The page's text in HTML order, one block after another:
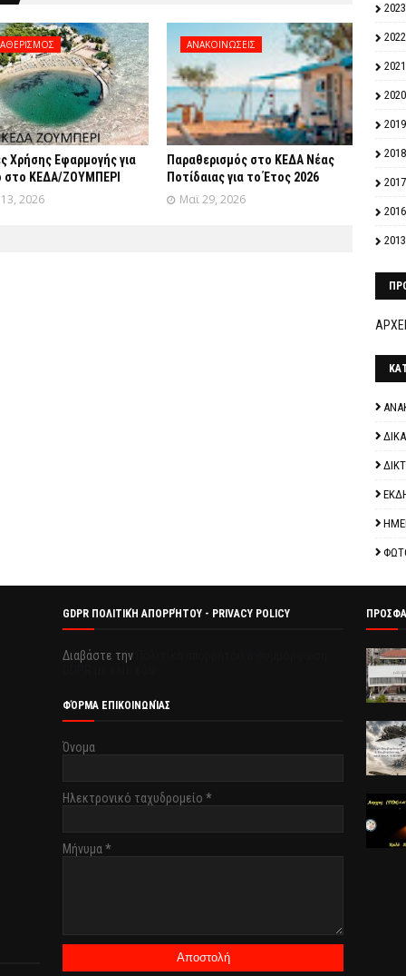
Χρήσης Εφαρμογής για
στο ΚΕΔΑ/ΖΟΥΜΠΕΡΙ
2026
ΑΝΑΚΟΙΝΩΣΕΙΣ
Παραθερισμός στο ΚΕΔΑ Νέας
Ποτίδαιας για το Έτος 2026
Μαϊ 29, 2026
2023
2022
2021
2020
2019
2018
2017
2016
2013
GDPR ΠΟΛΙΤΙΚΉ ΑΠΟΡΡΉΤΟΥ - PRIVACY POLICY
Διαβάστε την
ΦΌΡΜΑ ΕΠΙΚΟΙΝΩΝΊΑΣ
Όνομα
Ηλεκτρονικό ταχυδρομείο *
Μήνυμα*